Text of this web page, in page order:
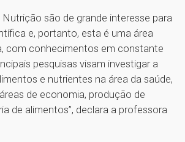
Nutrição são de grande interesse para
e, portanto, esta é uma área
com conhecimentos em constante
pesquisas visam investigar a
e nutrientes na área da saúde,
de economia, produção de
de alimentos”, declara a professora